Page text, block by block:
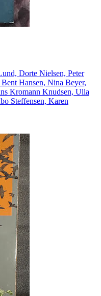
Dorte Nielsen, Peter
Hansen, Nina Beyer,
Kromann Knudsen, Ulla
Steffensen, Karen